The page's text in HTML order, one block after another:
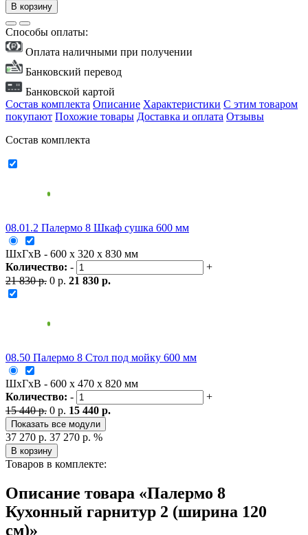
В корзину
Способы оплаты:
Оплата наличными при получении
Банковский перевод
Банковской картой
Состав комплекта Описание Характеристики С этим товаром
покупают Похожие товары Доставка и оплата Отзывы
Состав комплекта
08.01.2 Палермо 8 Шкаф сушка 600 мм
ШxГxВ - 600 x 320 x 830 мм
Количество: -
+
21 830 р. 0 р. 21 830 р.
08.50 Палермо 8 Стол под мойку 600 мм
ШxГxВ - 600 x 470 x 820 мм
Количество: -
+
15 440 р. 0 р. 15 440 р.
Показать все модули
37 270 р. 37 270 р. %
В корзину
Товаров в комплекте:
Описание товара «Палермо 8
Кухонный гарнитур 2 (ширина 120
см)»